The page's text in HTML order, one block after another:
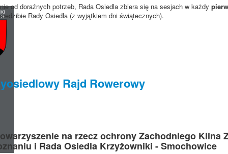
od doraźnych potrzeb, Rada Osiedla zbiera się na sesjach w każdy
Rady Osiedla (z wyjątkiem dni świątecznych).
Rajd Rowerowy
na rzecz ochrony Zachodniego Klina
i Rada Osiedla Krzyżowniki - Smochowice